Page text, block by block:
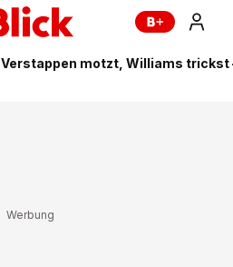
Verstappen motzt, Williams trickst